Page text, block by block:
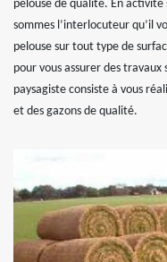
pelouse de qualité. En activité
sommes l’interlocuteur qu’il
pelouse sur tout type de
pour vous assurer des
paysagiste consiste à vous
et des gazons de qualité.